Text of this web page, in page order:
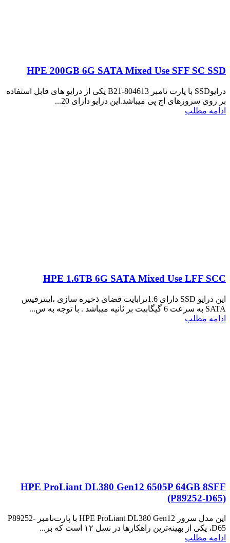
HPE 200GB 6G SATA Mixed Use SFF SC SSD
درایوSSD با پارت نامبر 804613-B21 یکی از درایو های قابل استفاده
بر روی سرورهای اچ پی میباشد.این درایو دارای 20...
ادامه مطلب
HPE 1.6TB 6G SATA Mixed Use LFF SCC
این درایو SSD دارای 1.6ترابایت فضای ذخیره سازی ،اینترفیس
SATA به سرعت 6 گیگابیت بر ثانیه میباشد . با توجه به س...
ادامه مطلب
HPE ProLiant DL380 Gen12 6505P 64GB 8SFF
(P89252‑D65)
این مدل سرور HPE ProLiant DL380 Gen12 با پارت‌نامبر P89252-
D65، یکی از بهینه‌ترین راهکارها در نسل ۱۲ است که بر...
ادامه مطلب